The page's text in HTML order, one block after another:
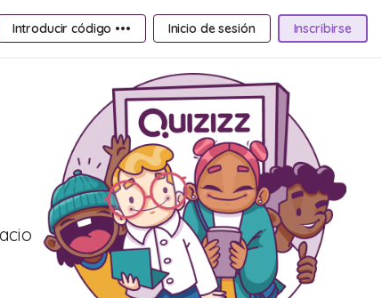
Introducir código ••• Inicio de sesión Inscribirse